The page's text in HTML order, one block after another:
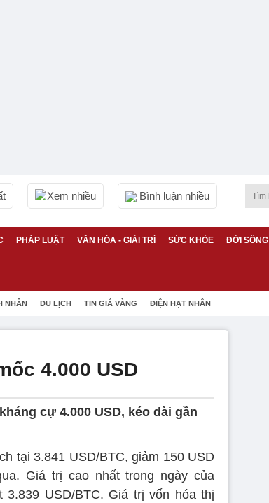
Xem nhiều Bình luận nhiều
PHÁP LUẬT VĂN HÓA - GIẢI TRÍ SỨC KHỎE ĐỜI SỐNG
NHÂN DU LỊCH TIN GIÁ VÀNG ĐIỆN HẠT NHÂN
4.000 USD
cự 4.000 USD, kéo dài gần
tại 3.841 USD/BTC, giảm 150 USD
Giá trị cao nhất trong ngày của
3.839 USD/BTC. Giá trị vốn hóa thị